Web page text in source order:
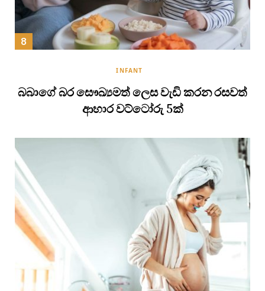
INFANT
බබාගේ බර සෞඛ්‍යමත් ලෙස වැඩි කරන රසවත්
ආහාර වට්ටෝරු 5ක්